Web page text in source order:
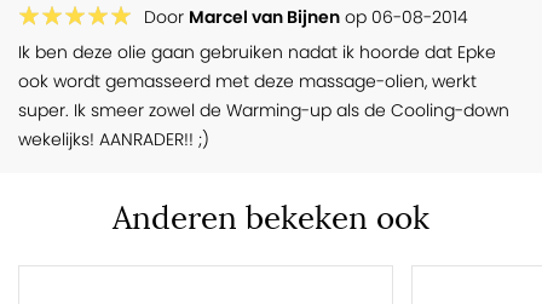
Door Marcel van Bijnen op 06-08-2014
Ik ben deze olie gaan gebruiken nadat ik hoorde dat Epke
ook wordt gemasseerd met deze massage-olien, werkt
super. Ik smeer zowel de Warming-up als de Cooling-down
wekelijks! AANRADER!! ;)
Anderen bekeken ook